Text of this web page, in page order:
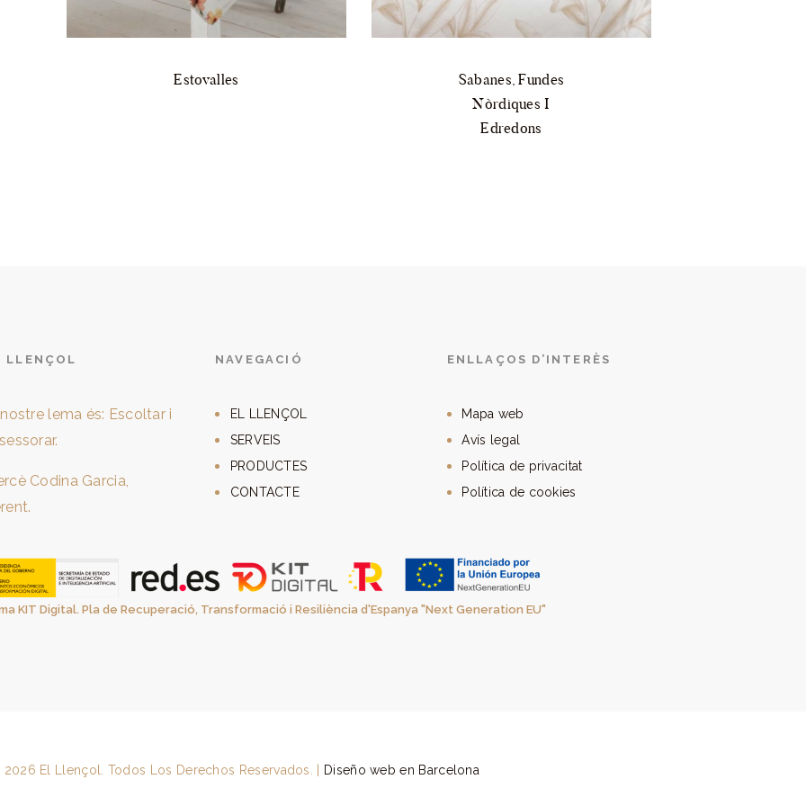
Estovalles
Sabanes, Fundes
Nòrdiques I
Edredons
LLENÇOL
lema és: Escoltar i
Codina Garcia,
NAVEGACIÓ
EL LLENÇOL
SERVEIS
PRODUCTES
CONTACTE
ENLLAÇOS D’INTERÈS
Mapa web
Avís legal
Política de privacitat
Política de cookies
KIT Digital. Pla de Recuperació, Transformació i Resiliència d'Espanya "Next Generation EU"
El Llençol. Todos Los Derechos Reservados. | Diseño web en Barcelona